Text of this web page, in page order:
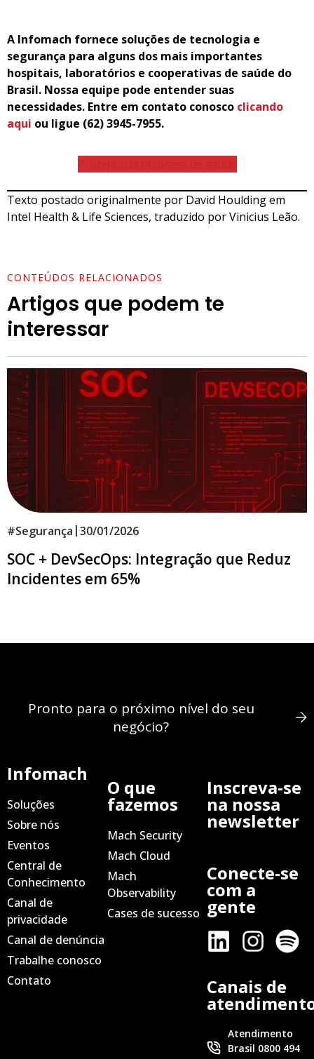
A Infomach fornece soluções de tecnologia e
segurança para alguns dos mais importantes
hospitais, laboratórios e cooperativas de saúde do
Brasil. Nossa equipe pode entender suas
necessidades. Entre em contato conosco clicando
aqui ou ligue (62) 3945-7955.
Texto postado originalmente por David Houlding em
Intel Health & Life Sciences, traduzido por Vinicius Leão.
CONTEÚDOS RELACIONADOS
Artigos que podem te
interessar
#Segurança |30/01/2026
SOC + DevSecOps: Integração que Reduz
Incidentes em 65%
Pronto para o próximo nível do seu
negócio?
Infomach
Soluções
Sobre nós
Eventos
Central de
Conhecimento
Canal de
privacidade
Canal de denúncia
Trabalhe conosco
Contato
O que
fazemos
Mach Security
Mach Cloud
Mach
Observability
Cases de sucesso
Inscreva-se
na nossa
newsletter
Conecte-se
com a
gente
Canais de
Atendimento
Brasil 0800 494